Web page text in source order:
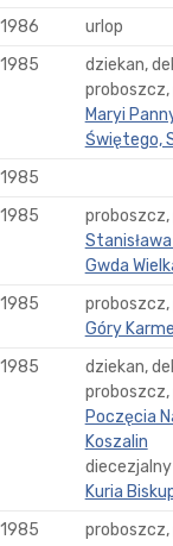
1986
urlop
1985
dziekan,
proboszcz,
Maryi
Świętego,
1985
1985 proboszcz,
Gwda
1985 proboszcz,
Góry
1985
dziekan,
proboszcz,
Poczęcia
Koszalin
Kuria
1985 proboszcz,